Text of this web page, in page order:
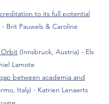
to its full potential
Brit Pauwels & Caroline
Orbit (Innsbruck, Austria) - Els
Lamote
between academia and
Italy) - Katrien Lenaerts